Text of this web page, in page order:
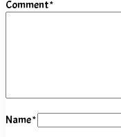
Comment*
Name*